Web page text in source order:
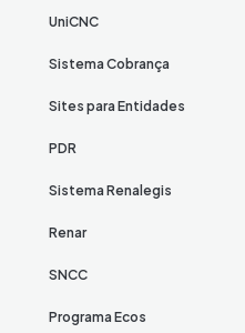
UniCNC
Sistema Cobrança
Sites para Entidades
PDR
Sistema Renalegis
Renar
SNCC
Programa Ecos